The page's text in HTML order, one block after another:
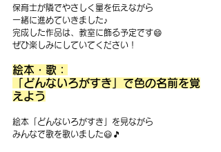
保育士が隣でやさしく量を伝えながら
一緒に進めていきました♪
完成した作品は、教室に飾る予定です😄
ぜひ楽しみにしていてください！
絵本・歌：
「どんないろがすき」で色の名前を覚
えよう
絵本「どんないろがすき」を見ながら
みんなで歌を歌いました😃🎵